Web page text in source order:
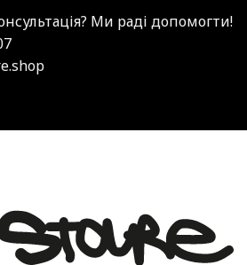
Ми раді допомогти!